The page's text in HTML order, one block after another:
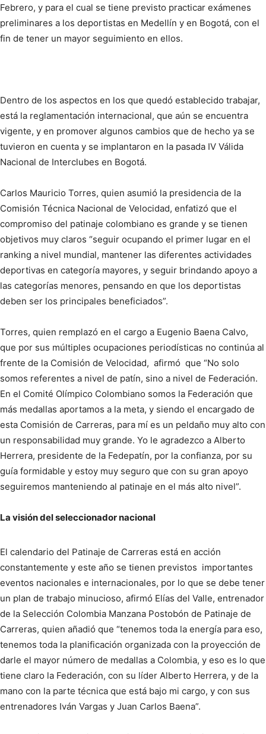
Febrero, y para el cual se tiene previsto practicar exámenes
preliminares a los deportistas en Medellín y en Bogotá, con el
fin de tener un mayor seguimiento en ellos.
Dentro de los aspectos en los que quedó establecido trabajar,
está la reglamentación internacional, que aún se encuentra
vigente, y en promover algunos cambios que de hecho ya se
tuvieron en cuenta y se implantaron en la pasada IV Válida
Nacional de Interclubes en Bogotá.
Carlos Mauricio Torres, quien asumió la presidencia de la
Comisión Técnica Nacional de Velocidad, enfatizó que el
compromiso del patinaje colombiano es grande y se tienen
objetivos muy claros “seguir ocupando el primer lugar en el
ranking a nivel mundial, mantener las diferentes actividades
deportivas en categoría mayores, y seguir brindando apoyo a
las categorías menores, pensando en que los deportistas
deben ser los principales beneficiados”.
Torres, quien remplazó en el cargo a Eugenio Baena Calvo,
que por sus múltiples ocupaciones periodísticas no continúa al
frente de la Comisión de Velocidad, afirmó que “No solo
somos referentes a nivel de patín, sino a nivel de Federación.
En el Comité Olímpico Colombiano somos la Federación que
más medallas aportamos a la meta, y siendo el encargado de
esta Comisión de Carreras, para mí es un peldaño muy alto con
un responsabilidad muy grande. Yo le agradezco a Alberto
Herrera, presidente de la Fedepatín, por la confianza, por su
guía formidable y estoy muy seguro que con su gran apoyo
seguiremos manteniendo al patinaje en el más alto nivel”.
La visión del seleccionador nacional
El calendario del Patinaje de Carreras está en acción
constantemente y este año se tienen previstos importantes
eventos nacionales e internacionales, por lo que se debe tener
un plan de trabajo minucioso, afirmó Elías del Valle, entrenador
de la Selección Colombia Manzana Postobón de Patinaje de
Carreras, quien añadió que “tenemos toda la energía para eso,
tenemos toda la planificación organizada con la proyección de
darle el mayor número de medallas a Colombia, y eso es lo que
tiene claro la Federación, con su líder Alberto Herrera, y de la
mano con la parte técnica que está bajo mi cargo, y con sus
entrenadores Iván Vargas y Juan Carlos Baena”.